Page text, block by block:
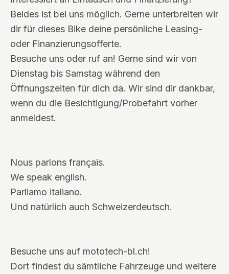
Beides ist bei uns möglich. Gerne unterbreiten wir
dir für dieses Bike deine persönliche Leasing-
oder Finanzierungsofferte.
Besuche uns oder ruf an! Gerne sind wir von
Dienstag bis Samstag während den
Öffnungszeiten für dich da. Wir sind dir dankbar,
wenn du die Besichtigung/Probefahrt vorher
anmeldest.
Nous parlons français.
We speak english.
Parliamo italiano.
Und natürlich auch Schweizerdeutsch.
Besuche uns auf mototech-bl.ch!
Dort findest du sämtliche Fahrzeuge und weitere